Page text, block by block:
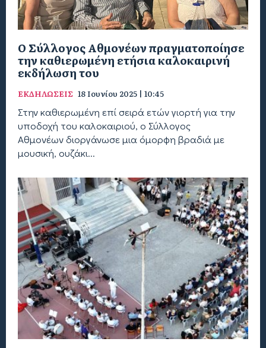
O Σύλλογος Αθμονέων πραγματοποίησε
την καθιερωμένη ετήσια καλοκαιρινή
εκδήλωση του
ΕΚΔΗΛΩΣΕΙΣ 18 Ιουνίου 2025 | 10:45
Στην καθιερωμένη επί σειρά ετών γιορτή για την
υποδοχή του καλοκαιριού, ο Σύλλογος
Αθμονέων διοργάνωσε μια όμορφη βραδιά με
μουσική, ουζάκι...